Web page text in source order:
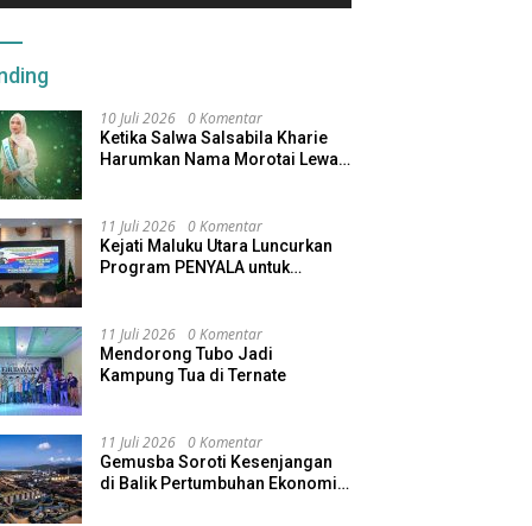
10 Juli 2026 0 Komentar
Ketika Salwa Salsabila Kharie
Harumkan Nama Morotai Lewat
11 Juli 2026 0 Komentar
Kejati Maluku Utara Luncurkan
Program PENYALA untuk
11 Juli 2026 0 Komentar
Mendorong Tubo Jadi
Kampung Tua di Ternate
11 Juli 2026 0 Komentar
Gemusba Soroti Kesenjangan
di Balik Pertumbuhan Ekonomi